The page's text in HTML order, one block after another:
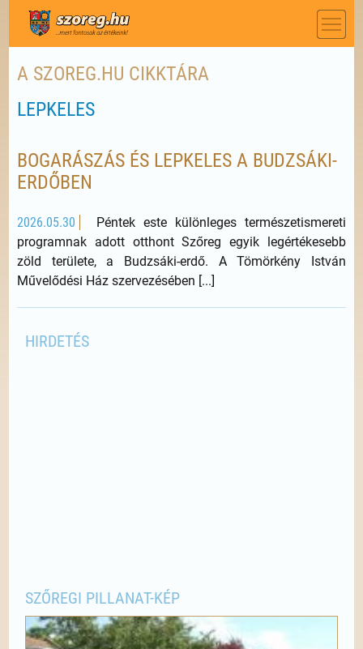
A SZOREG.HU CIKKTÁRA
LEPKELES
BOGARÁSZÁS ÉS LEPKELES A BUDZSÁKI-
ERDŐBEN
2026.05.30
Péntek este különleges természetismereti
programnak adott otthont Szőreg egyik legértékesebb
zöld területe, a Budzsáki-erdő. A Tömörkény István
Művelődési Ház szervezésében [...]
HIRDETÉS
SZŐREGI PILLANAT-KÉP